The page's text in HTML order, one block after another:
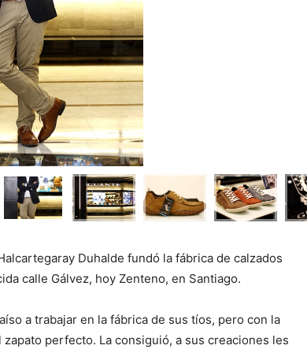
Duhalde fundó la fábrica de calzados
calle Gálvez, hoy Zenteno, en Santiago.
a trabajar en la fábrica de sus tíos, pero con la
perfecto. La consiguió, a sus creaciones les